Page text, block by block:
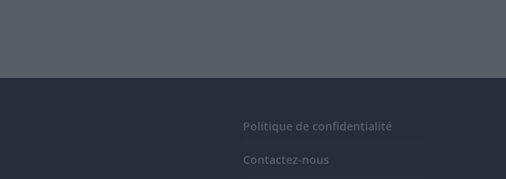
Politique de confidentialité
Contactez-nous